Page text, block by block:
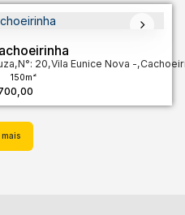
,N°: 20,Vila Eunice Nova ,
150m²